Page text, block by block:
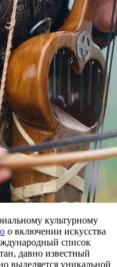
культурному
о включении искусства
список
давно известный
выделяется уникальной